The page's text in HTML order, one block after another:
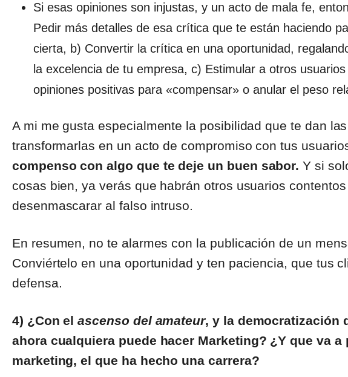
Si esas opiniones son injustas, y un acto de mala fe,
Pedir más detalles de esa crítica que te están haciendo
cierta, b) Convertir la crítica en una oportunidad,
la excelencia de tu empresa, c) Estimular a otros
opiniones positivas para «compensar» o anular el peso
A mi me gusta especialmente la posibilidad que te dan
transformarlas en un acto de compromiso con tus
compenso con algo que te deje un buen sabor.Y si
cosas bien, ya verás que habrán otros usuarios
desenmascarar al falso intruso.
En resumen, no te alarmes con la publicación de un
Conviértelo en una oportunidad y ten paciencia, que tus
defensa.
4) ¿Con elascenso del amateur, y la democratización
ahora cualquiera puede hacer Marketing? ¿Y que va
marketing, el que ha hecho una carrera?